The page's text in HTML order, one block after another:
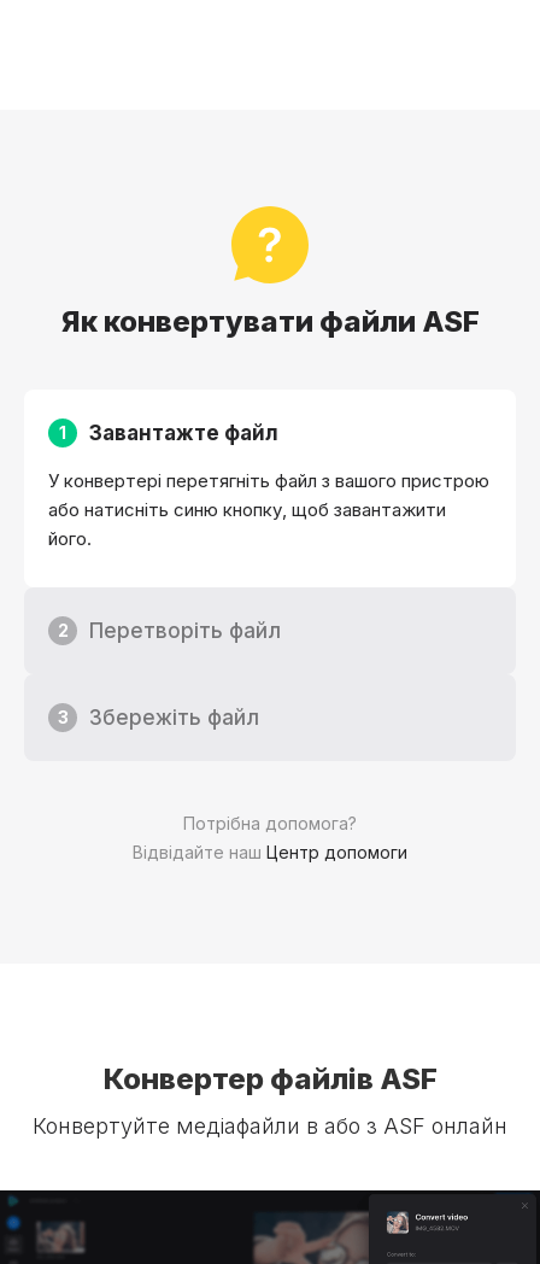
Як конвертувати файли ASF
Потрібна допомога?
Відвідайте наш Центр допомоги
1 Завантажте файл
У конвертері перетягніть файл з вашого пристрою
або натисніть синю кнопку, щоб завантажити
його.
2 Перетворіть файл
3 Збережіть файл
Конвертер файлів ASF
Конвертуйте медіафайли в або з ASF онлайн